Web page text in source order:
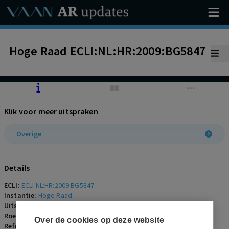
Over de cookies op deze website
Hoge Raad ECLI:NL:HR:2009:BG5847
Klik voor meer uitspraken
Overige
Details
ECLI: ECLI:NL:HR:2009:BG5847
Instantie: Hoge Raad
Uitspraakdatum:
Roepnaam:
ECLI:NL:HR:2009:BG5847
Referentienummer:AR-2009-0074